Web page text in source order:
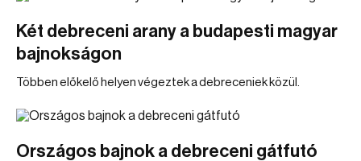
Két debreceni arany a budapesti magyar
bajnokságon
Többen előkelő helyen végeztek a debreceniek közül.
Országos bajnok a debreceni gátfutó